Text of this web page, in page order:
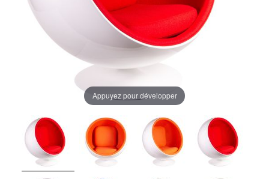
Appuyez pour développer